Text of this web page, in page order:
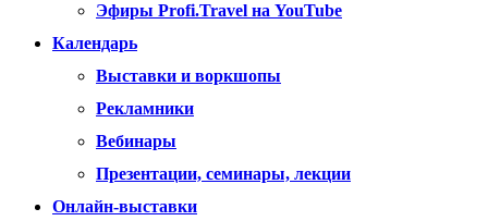
Эфиры Profi.Travel на YouTube
Календарь
Выставки и воркшопы
Рекламники
Вебинары
Презентации, семинары, лекции
Онлайн-выставки